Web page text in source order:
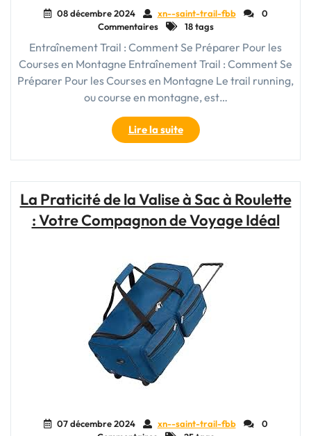
08 décembre 2024 xn--saint-trail-fbb
0
Commentaires
18 tags
Entraînement Trail : Comment Se Préparer Pour les
Courses en Montagne Entraînement Trail : Comment Se
Préparer Pour les Courses en Montagne Le trail running,
ou course en montagne, est…
Lire la suite"Entraînement
Trail
:
Clés
Pour
Se
Courses
en
Montagne"
La Praticité de la Valise à Sac à Roulette
: Votre Compagnon de Voyage Idéal
07 décembre 2024 xn--saint-trail-fbb
0